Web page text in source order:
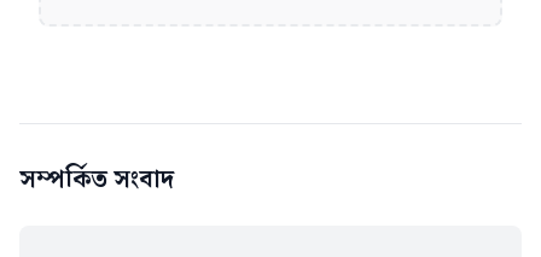
সম্পর্কিত সংবাদ